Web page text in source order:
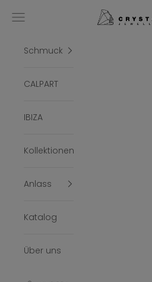
Menü
Schmuck
CALPART
IBIZA
Kollektionen
Anlass
Katalog
Über uns